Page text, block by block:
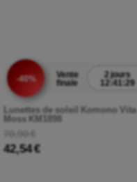
-40%
Vente
finale
2 jours
12:41:27
Lunettes de soleil Komono Vita
Moss KM1898
70,90 €
42,54 €